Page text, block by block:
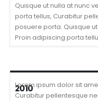
Quisque ut nulla at nunc
porta tellus, Curabitur
posuere porta. Quisque
Proin adipiscing porta
2010
Lorem ipsum dolor sit
Curabitur pellentesque